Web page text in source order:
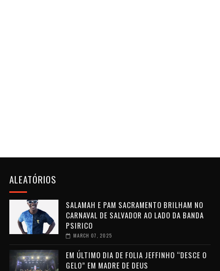
ALEATÓRIOS
SALAMAH E PAM SACRAMENTO BRILHAM NO
CARNAVAL DE SALVADOR AO LADO DA BANDA
PSIRICO
MARCH 07, 2025
EM ÚLTIMO DIA DE FOLIA JEFFINHO “DESCE O
GELO” EM MADRE DE DEUS